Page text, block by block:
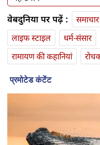
वेबदुनिया पर पढ़ें : समाचार
लाइफ स्‍टाइल
धर्म-संसार
रामायण की कहानियां